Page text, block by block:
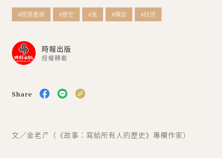
#精選書摘 #歷史 #鬼 #傳說 #妖怪
時報出版
授權轉載
文／金老ㄕ（《故事：寫給所有人的歷史》專欄作家）